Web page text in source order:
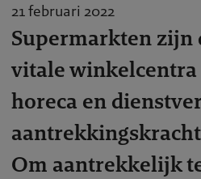
21 februari 2022
Supermarkten zijn
vitale
horeca en
Om aantrekkelijk